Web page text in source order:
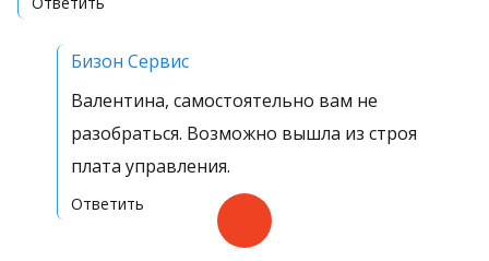
Бизон Сервис
Валентина, самостоятельно вам не
разобраться. Возможно вышла из строя
плата управления.
Ответить